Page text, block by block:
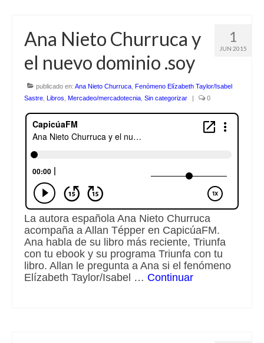
1
JUN 2015
Ana Nieto Churruca y
el nuevo dominio .soy
publicado en: Ana Nieto Churruca Fenómeno Elízabeth Taylor/Isabel
Sastre Libros Mercadeo/mercadotecnia Sin categorizar | 0
La autora española Ana Nieto Churruca
acompaña a Allan Tépper en CapicúaFM.
Ana habla de su libro más reciente, Triunfa
con tu ebook y su programa Triunfa con tu
libro. Allan le pregunta a Ana si el fenómeno
Elízabeth Taylor/Isabel … Continuar